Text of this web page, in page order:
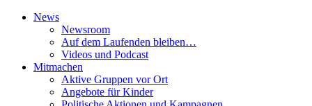
News
Newsroom
Auf dem Laufenden bleiben…
Videos und Podcast
Mitmachen
Aktive Gruppen vor Ort
Angebote für Kinder